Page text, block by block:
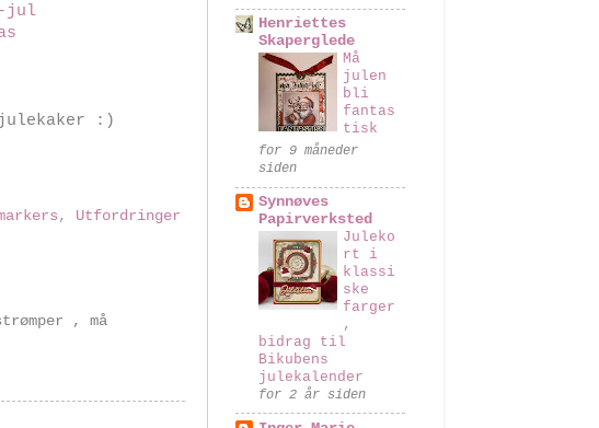
jul
:)
, Utfordringer
, må
Henriettes
Skaperglede
Må
julen
bli
fantas
tisk
for 9 måneder
siden
Synnøves
Papirverksted
Juleko
rt i
klassi
ske
farger
,
bidrag til
Bikubens
julekalender
for 2 år siden